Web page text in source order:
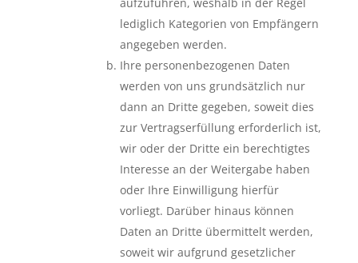
lediglich Kategorien von Empfängern
angegeben werden.
Ihre personenbezogenen Daten
werden von uns grundsätzlich nur
dann an Dritte gegeben, soweit dies
zur Vertragserfüllung erforderlich ist,
wir oder der Dritte ein berechtigtes
Interesse an der Weitergabe haben
oder Ihre Einwilligung hierfür
vorliegt. Darüber hinaus können
Daten an Dritte übermittelt werden,
soweit wir aufgrund gesetzlicher